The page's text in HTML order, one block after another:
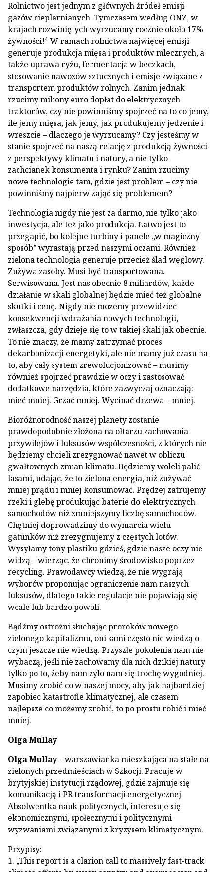
Rolnictwo jest jednym z głównych źródeł emisji
gazów cieplarnianych. Tymczasem według ONZ, w
krajach rozwiniętych wyrzucamy rocznie około 17%
żywności!4 W ramach rolnictwa najwięcej emisji
generuje produkcja mięsa i produktów mlecznych, a
także uprawa ryżu, fermentacja w beczkach,
stosowanie nawozów sztucznych i emisje związane z
transportem produktów rolnych. Zanim jednak
rzucimy miliony euro dopłat do elektrycznych
traktorów, czy nie powinniśmy spojrzeć na to co jemy,
ile jemy mięsa, jak jemy, jak produkujemy jedzenie i
wreszcie – dlaczego je wyrzucamy? Czy jesteśmy w
stanie spojrzeć na naszą relację z produkcją żywności
z perspektywy klimatu i natury, a nie tylko
zachcianek konsumenta i rynku? Zanim rzucimy
nowe technologie tam, gdzie jest problem – czy nie
powinniśmy najpierw zająć się problemem?
Technologia nigdy nie jest za darmo, nie tylko jako
inwestycja, ale też jako produkcja. Łatwo jest to
przegapić, bo kolejne turbiny i panele „w magiczny
sposób” wyrastają przed naszymi oczami. Również
zielona technologia generuje przecież ślad węglowy.
Zużywa zasoby. Musi być transportowana.
Serwisowana. Jest nas obecnie 8 miliardów, każde
działanie w skali globalnej będzie mieć też globalne
skutki i cenę. Nigdy nie możemy przewidzieć
konsekwencji wdrażania nowych technologii,
zwłaszcza, gdy dzieje się to w takiej skali jak obecnie.
To nie znaczy, że mamy zatrzymać proces
dekarbonizacji energetyki, ale nie mamy już czasu na
to, aby cały system zrewolucjonizować – musimy
również spojrzeć prawdzie w oczy i zastosować
dodatkowe narzędzia, które zazwyczaj oznaczają:
mieć mniej. Grzać mniej. Wycinać drzewa – mniej.
Bioróżnorodność naszej planety zostanie
prawdopodobnie złożona na ołtarzu zachowania
przywilejów i luksusów współczesności, z których nie
będziemy chcieli zrezygnować nawet w obliczu
gwałtownych zmian klimatu. Będziemy woleli palić
lasami, udając, że to zielona energia, niż zużywać
mniej prądu i mniej konsumować. Prędzej zatrujemy
rzeki i glebę produkując baterie do elektrycznych
samochodów niż zmniejszymy liczbę samochodów.
Chętniej doprowadzimy do wymarcia wielu
gatunków niż zrezygnujemy z częstych lotów.
Wysyłamy tony plastiku gdzieś, gdzie nasze oczy nie
widzą – wierząc, że chronimy środowisko poprzez
recycling. Prawodawcy wiedzą, że nie wygrają
wyborów proponując ograniczenie nam naszych
luksusów, dlatego takie regulacje nie pojawiają się
wcale lub bardzo powoli.
Bądźmy ostrożni słuchając proroków nowego
zielonego kapitalizmu, oni sami często nie wiedzą o
czym jeszcze nie wiedzą. Przyszłe pokolenia nam nie
wybaczą, jeśli nie zachowamy dla nich dzikiej natury
tylko po to, żeby nam żyło nam się trochę wygodniej.
Musimy zrobić co w naszej mocy, aby jak najbardziej
zapobiec katastrofie klimatycznej, ale czasem
najlepsze co możemy zrobić, to po prostu robić i mieć
mniej.
Olga Mullay
Olga Mullay– warszawianka mieszkająca na stałe na
zielonych przedmieściach w Szkocji. Pracuje w
brytyjskiej instytucji rządowej, gdzie zajmuje się
komunikacją i PR transformacji energetycznej.
Absolwentka nauk politycznych, interesuje się
ekonomicznymi, społecznymi i politycznymi
wyzwaniami związanymi z kryzysem klimatycznym.
Przypisy:
1. „This report is a clarion call to massively fast-track